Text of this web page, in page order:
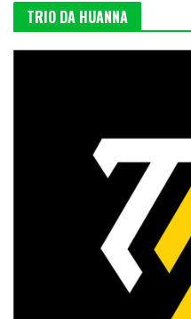
TRIO DA HUANNA